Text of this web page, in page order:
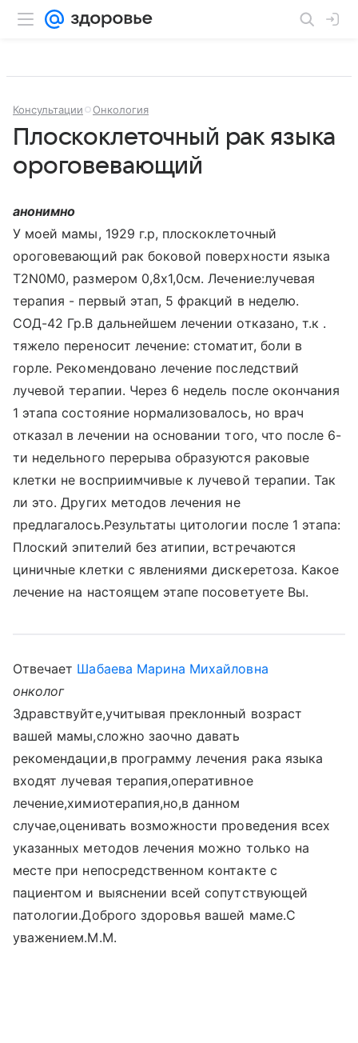
Консультации Онкология
Плоскоклеточный рак языка
ороговевающий
анонимно
У моей мамы, 1929 г.р, плоскоклеточный
ороговевающий рак боковой поверхности языка
T2N0M0, размером 0,8х1,0см. Лечение:лучевая
терапия - первый этап, 5 фракций в неделю.
СОД-42 Гр.В дальнейшем лечении отказано, т.к .
тяжело переносит лечение: стоматит, боли в
горле. Рекомендовано лечение последствий
лучевой терапии. Через 6 недель после окончания
1 этапа состояние нормализовалось, но врач
отказал в лечении на основании того, что после 6-
ти недельного перерыва образуются раковые
клетки не восприимчивые к лучевой терапии. Так
ли это. Других методов лечения не
предлагалось.Результаты цитологии после 1 этапа:
Плоский эпителий без атипии, встречаются
циничные клетки с явлениями дискеретоза. Какое
лечение на настоящем этапе посоветуете Вы.
Отвечает Шабаева Марина Михайловна
онколог
Здравствуйте,учитывая преклонный возраст
вашей мамы,сложно заочно давать
рекомендации,в программу лечения рака языка
входят лучевая терапия,оперативное
лечение,химиотерапия,но,в данном
случае,оценивать возможности проведения всех
указанных методов лечения можно только на
месте при непосредственном контакте с
пациентом и выяснении всей сопутствующей
патологии.Доброго здоровья вашей маме.С
уважением.М.М.